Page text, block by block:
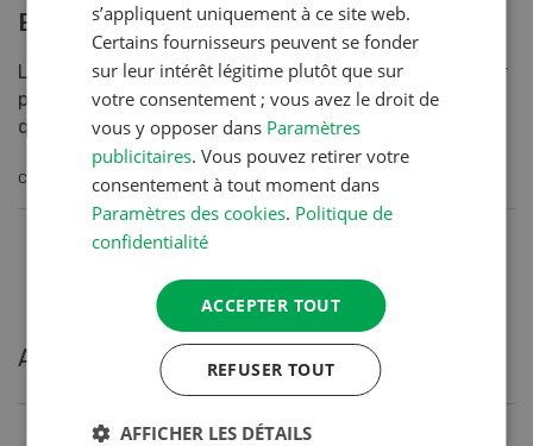
Engraissement de volaille
Les denrées alimentaires suisses doivent se distinguer
par leur qualité globale. C’est à cette seule condition
que les besoins des consommatrices et des co...
CONTINUER À LIRE
Articles les plus lus
s’appliquent uniquement à ce site web.
Certains fournisseurs peuvent se fonder
sur leur intérêt légitime plutôt que sur
votre consentement ; vous avez le droit de
vous y opposer dans Paramètres
publicitaires. Vous pouvez retirer votre
consentement à tout moment dans
Paramètres des cookies. Politique de
confidentialité
ACCEPTER TOUT
REFUSER TOUT
AFFICHER LES DÉTAILS